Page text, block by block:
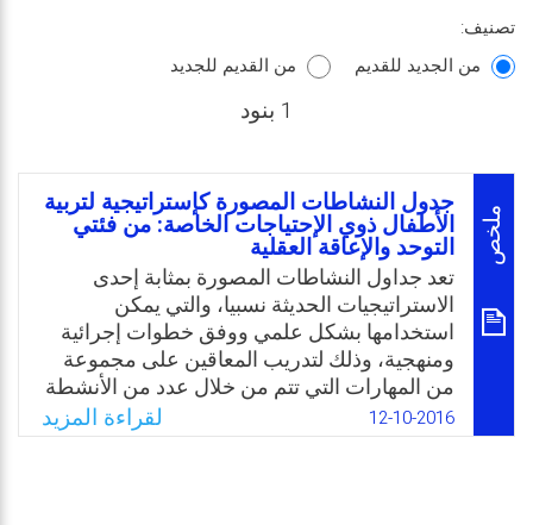
تصنيف:
من الجديد للقديم
من القديم للجديد
1 بنود
ملخص
جدول النشاطات المصورة كإستراتيجية لتربية
الأطفال ذوي الإحتياجات الخاصة: من فئتي
التوحد والإعاقة العقلية
تعد جداول النشاطات المصورة بمثابة إحدى
الاستراتيجيات الحديثة نسبيا، والتي يمكن
استخدامها بشكل علمي ووفق خطوات إجرائية
ومنهجية، وذلك لتدريب المعاقين على مجموعة
من المهارات التي تتم من خلال عدد من الأنشطة
والمهام المختلفة من أجل تحسين مهاراتهم
الشخصية والاجتماعية، ومن ثم تنمية جوانب
12-10-2016 لقراءة المزيد